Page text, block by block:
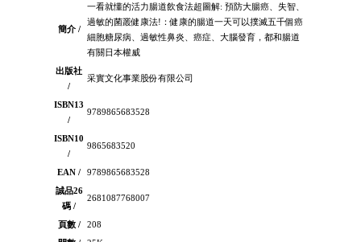
簡介 /
一看就懂的活力腸道飲食法超圖解: 預防大腸癌、失智、
過敏的菌叢健康法!：健康的腸道一天可以撲滅五千個癌
細胞糖尿病、過敏性鼻炎、癌症、大腦發育，都和腸道
有關日本權威
出版社
/
采實文化事業股份有限公司
ISBN13
/
9789865683528
ISBN10
/
9865683520
EAN /
9789865683528
誠品26
碼 /
2681087768007
頁數 /
208